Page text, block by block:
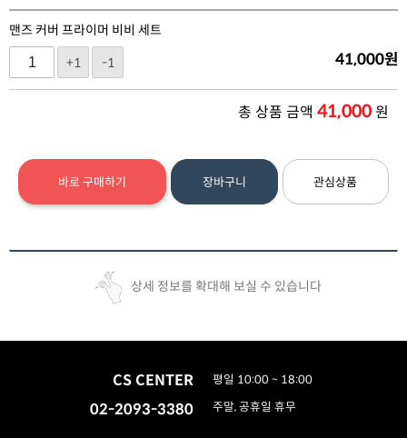
맨즈 커버 프라이머 비비 세트
+1
-1 41,000원
총 상품 금액 41,000원
바로 구매하기 장바구니 관심상품
상세 정보를 확대해 보실 수 있습니다
CS CENTER
02-2093-3380
평일 10:00 ~ 18:00
주말, 공휴일 휴무